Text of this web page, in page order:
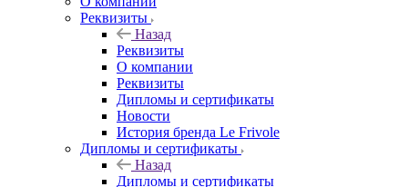
Реквизиты
Назад
Реквизиты
О компании
Реквизиты
Дипломы и сертификаты
Новости
История бренда Le Frivole
Дипломы и сертификаты
Назад
Дипломы и сертификаты